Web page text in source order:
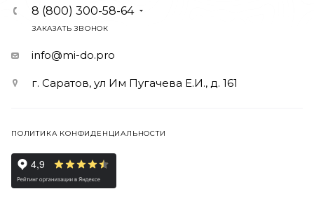
8 (800) 300-58-64
ЗАКАЗАТЬ ЗВОНОК
info@mi-do.pro
г. Саратов, ул Им Пугачева Е.И., д. 161
ПОЛИТИКА КОНФИДЕНЦИАЛЬНОСТИ